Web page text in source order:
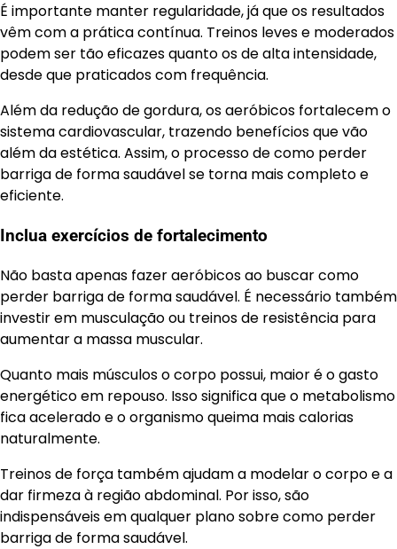
É importante manter regularidade, já que os resultados
vêm com a prática contínua. Treinos leves e moderados
podem ser tão eficazes quanto os de alta intensidade,
desde que praticados com frequência.
Além da redução de gordura, os aeróbicos fortalecem o
sistema cardiovascular, trazendo benefícios que vão
além da estética. Assim, o processo de como perder
barriga de forma saudável se torna mais completo e
eficiente.
Inclua exercícios de fortalecimento
Não basta apenas fazer aeróbicos ao buscar como
perder barriga de forma saudável. É necessário também
investir em musculação ou treinos de resistência para
aumentar a massa muscular.
Quanto mais músculos o corpo possui, maior é o gasto
energético em repouso. Isso significa que o metabolismo
fica acelerado e o organismo queima mais calorias
naturalmente.
Treinos de força também ajudam a modelar o corpo e a
dar firmeza à região abdominal. Por isso, são
indispensáveis em qualquer plano sobre como perder
barriga de forma saudável.